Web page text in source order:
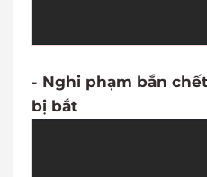
- Nghi phạm bắn
bị bắt